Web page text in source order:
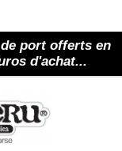
port offerts en
d'achat...